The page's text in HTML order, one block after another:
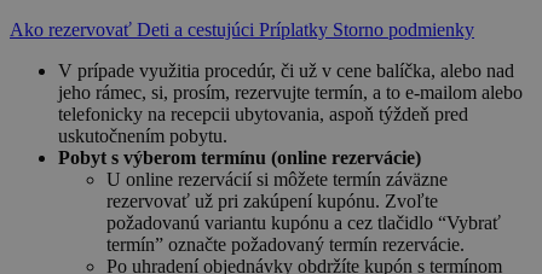
Ako rezervovať Deti a cestujúci Príplatky Storno podmienky
V prípade využitia procedúr, či už v cene balíčka, alebo nad
jeho rámec, si, prosím, rezervujte termín, a to e-mailom alebo
telefonicky na recepcii ubytovania, aspoň týždeň pred
uskutočnením pobytu.
Pobyt s výberom termínu (online rezervácie)
U online rezervácií si môžete termín záväzne
rezervovať už pri zakúpení kupónu. Zvoľte
požadovanú variantu kupónu a cez tlačidlo “Vybrať
termín” označte požadovaný termín rezervácie.
Po uhradení objednávky obdržíte kupón s termínom